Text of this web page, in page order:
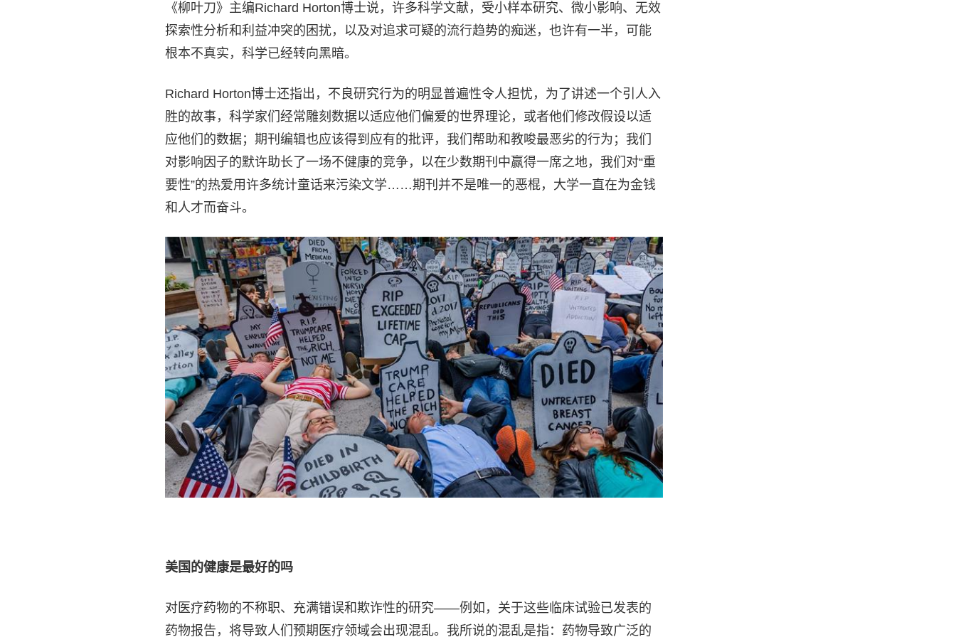
《柳叶刀》主编Richard Horton博士说，许多科学文献，受小样本研究、微小影响、无效
探索性分析和利益冲突的困扰，以及对追求可疑的流行趋势的痴迷，也许有一半，可能
根本不真实，科学已经转向黑暗。
Richard Horton博士还指出，不良研究行为的明显普遍性令人担忧，为了讲述一个引人入
胜的故事，科学家们经常雕刻数据以适应他们偏爱的世界理论，或者他们修改假设以适
应他们的数据；期刊编辑也应该得到应有的批评，我们帮助和教唆最恶劣的行为；我们
对影响因子的默许助长了一场不健康的竞争，以在少数期刊中赢得一席之地，我们对“重
要性”的热爱用许多统计童话来污染文学……期刊并不是唯一的恶棍，大学一直在为金钱
和人才而奋斗。
美国的健康是最好的吗
对医疗药物的不称职、充满错误和欺诈性的研究——例如，关于这些临床试验已发表的
药物报告，将导致人们预期医疗领域会出现混乱。我所说的混乱是指：药物导致广泛的